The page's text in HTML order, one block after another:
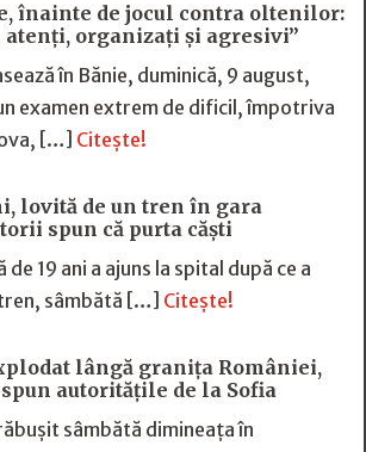
înainte de jocul contra oltenilor:
atenți, organizați și agresivi”
în Bănie, duminică, 9 august,
examen extrem de dificil, împotriva
[…] Citește!
lovită de un tren în gara
spun că purta căști
19 ani a ajuns la spital după ce a
sâmbătă […] Citește!
lângă granița României,
autoritățile de la Sofia
sâmbătă dimineața în